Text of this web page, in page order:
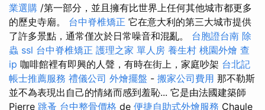
業選購 /第一部分，並且擁有比世界上任何其他城市都更多
的歷史寺廟。 台中脊椎矯正 它在意大利的第三大城市提供
了許多景點，通常僅次於日常噪音和混亂。 台胞證台南 除
蟲 ssl 台中脊椎矯正 護理之家 單人房 養生村 桃園外燴 查
ip 咖啡館裡有即興的人聲，有時在街上，家庭吵架 台北記
帳士推薦服務 禮儀公司 外燴擺盤 - 搬家公司費用 那不勒斯
並不為表現出自己的情緒而感到羞恥... 它是由法國建築師
Pierre 跳蚤 台中整骨價格 de 便捷自助式外燴服務 Chaule